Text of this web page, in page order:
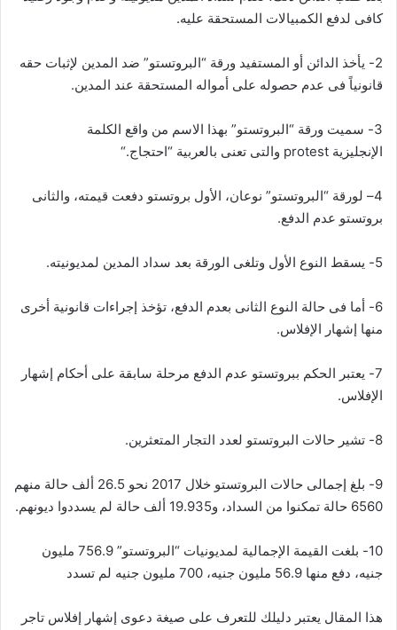
كافى لدفع الكمبيالات المستحقة عليه.
2- يأخذ الدائن أو المستفيد ورقة “البروتستو” ضد المدين لإثبات حقه
قانونياً فى عدم حصوله على أمواله المستحقة عند المدين.
3- سميت ورقة “البروتستو” بهذا الاسم من واقع الكلمة
الإنجليزية protest والتى تعنى بالعربية “احتجاج“.
4– لورقة “البروتستو” نوعان، الأول بروتستو دفعت قيمته، والثانى
بروتستو عدم الدفع.
5- يسقط النوع الأول وتلغى الورقة بعد سداد المدين لمديونيته .
6- أما فى حالة النوع الثانى بعدم الدفع، تؤخذ إجراءات قانونية أخرى
منها إشهار الإفلاس.
7- يعتبر الحكم ببروتستو عدم الدفع مرحلة سابقة على أحكام إشهار
الإفلاس.
8- تشير حالات البروتستو لعدد التجار المتعثرين .
9- بلغ إجمالى حالات البروتستو خلال 2017 نحو 26.5 ألف حالة منهم
6560 حالة تمكنوا من السداد، و19.935 ألف حالة لم يسددوا ديونهم
.
10- بلغت القيمة الإجمالية لمديونيات “البروتستو” 756.9 مليون
جنيه، دفع منها 56.9 مليون جنيه، 700 مليون جنيه لم تسدد
هذا المقال يعتبر دليلك للتعرف على صيغة دعوى إشهار إفلاس تاجر